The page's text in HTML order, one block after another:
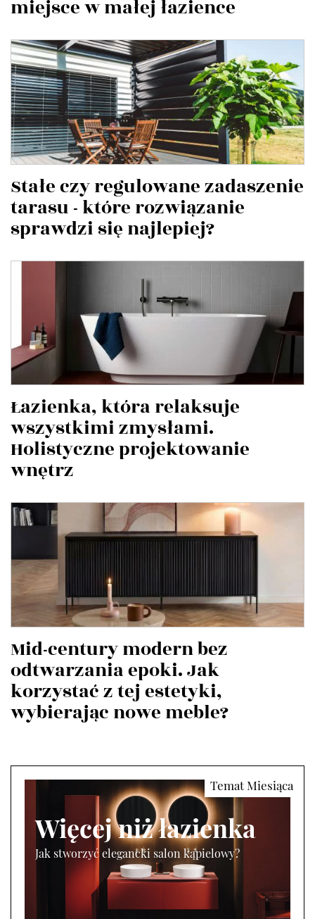
miejsce w małej łazience
Stałe czy regulowane zadaszenie
tarasu - które rozwiązanie
sprawdzi się najlepiej?
Łazienka, która relaksuje
wszystkimi zmysłami.
Holistyczne projektowanie
wnętrz
Mid-century modern bez
odtwarzania epoki. Jak
korzystać z tej estetyki,
wybierając nowe meble?
Więcej niż łazienka
Jak stworzyć elegancki salon kąpielowy?